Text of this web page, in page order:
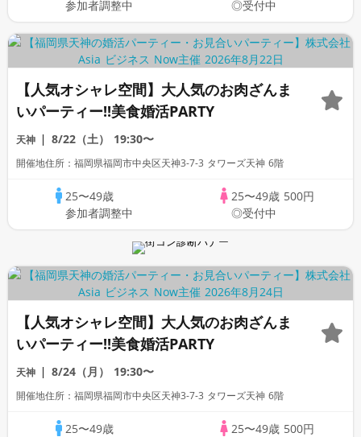
参加者調整中
◎受付中
【人気オシャレ空間】大人気のお肉ざんま
いパーティー!!美食婚活PARTY
天神 8/22（土） 19:30〜
開催地住所：福岡県福岡市中央区天神3-7-3 タワーズ天神 6階
25〜49歳
参加者調整中
25〜49歳 500円
◎受付中
【人気オシャレ空間】大人気のお肉ざんま
いパーティー!!美食婚活PARTY
天神 8/24（月） 19:30〜
開催地住所：福岡県福岡市中央区天神3-7-3 タワーズ天神 6階
25〜49歳
25〜49歳 500円